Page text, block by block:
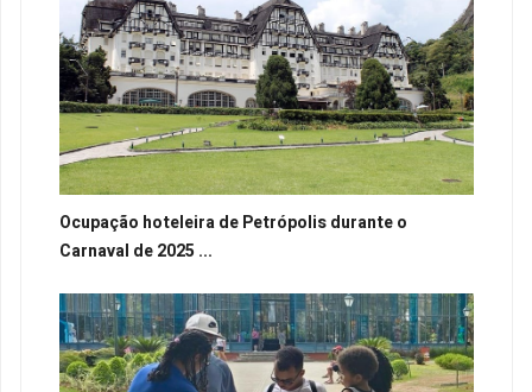
Ocupação hoteleira de Petrópolis durante o
Carnaval de 2025 ...